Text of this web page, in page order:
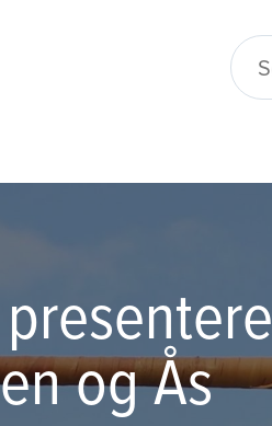
og Ås